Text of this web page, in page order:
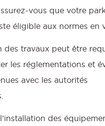
vous que votre
éligible aux normes en
des travaux peut être
les réglementations et
avec les autorités
des